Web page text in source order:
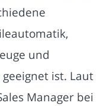
und
ist. Laut
Manager bei